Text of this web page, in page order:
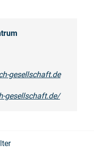
gesellschaft.de
gesellschaft.de/